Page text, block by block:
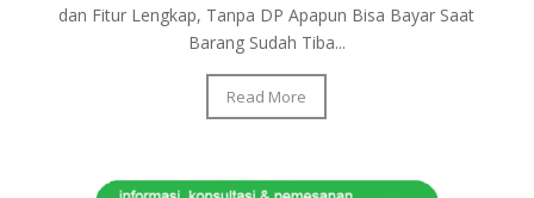
dan Fitur Lengkap, Tanpa DP Apapun Bisa Bayar Saat
Barang Sudah Tiba...
Read More